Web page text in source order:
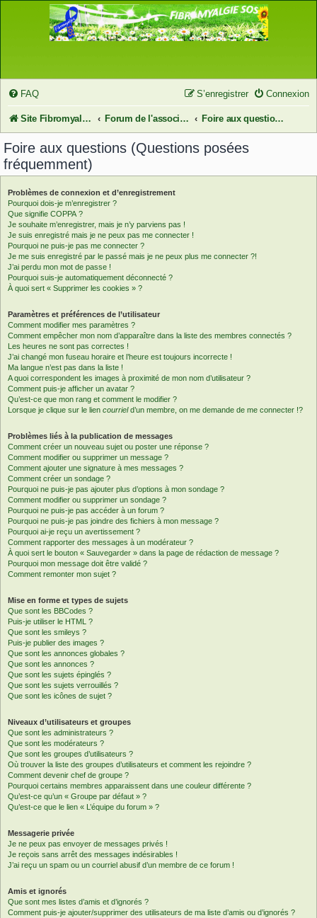
FAQ Connexion
S’enregistrer
Site FibromyalgieSOS Forum de l'association FibromyalgieSOS Foire aux questions (Questions posées fréquemment)
Foire aux questions (Questions posées
fréquemment)
Problèmes de connexion et d’enregistrement
Pourquoi dois-je m’enregistrer ?
Que signifie COPPA ?
Je souhaite m’enregistrer, mais je n’y parviens pas !
Je suis enregistré mais je ne peux pas me connecter !
Pourquoi ne puis-je pas me connecter ?
Je me suis enregistré par le passé mais je ne peux plus me connecter ?!
J’ai perdu mon mot de passe !
Pourquoi suis-je automatiquement déconnecté ?
À quoi sert « Supprimer les cookies » ?
Paramètres et préférences de l’utilisateur
Comment modifier mes paramètres ?
Comment empêcher mon nom d’apparaître dans la liste des membres connectés ?
Les heures ne sont pas correctes !
J’ai changé mon fuseau horaire et l’heure est toujours incorrecte !
Ma langue n’est pas dans la liste !
A quoi correspondent les images à proximité de mon nom d’utilisateur ?
Comment puis-je afficher un avatar ?
Qu’est-ce que mon rang et comment le modifier ?
Lorsque je clique sur le lien courrield’un membre, on me demande de me connecter !?
Problèmes liés à la publication de messages
Comment créer un nouveau sujet ou poster une réponse ?
Comment modifier ou supprimer un message ?
Comment ajouter une signature à mes messages ?
Comment créer un sondage ?
Pourquoi ne puis-je pas ajouter plus d’options à mon sondage ?
Comment modifier ou supprimer un sondage ?
Pourquoi ne puis-je pas accéder à un forum ?
Pourquoi ne puis-je pas joindre des fichiers à mon message ?
Pourquoi ai-je reçu un avertissement ?
Comment rapporter des messages à un modérateur ?
À quoi sert le bouton « Sauvegarder » dans la page de rédaction de message ?
Pourquoi mon message doit être validé ?
Comment remonter mon sujet ?
Mise en forme et types de sujets
Que sont les BBCodes ?
Puis-je utiliser le HTML ?
Que sont les smileys ?
Puis-je publier des images ?
Que sont les annonces globales ?
Que sont les annonces ?
Que sont les sujets épinglés ?
Que sont les sujets verrouillés ?
Que sont les icônes de sujet ?
Niveaux d’utilisateurs et groupes
Que sont les administrateurs ?
Que sont les modérateurs ?
Que sont les groupes d’utilisateurs ?
Où trouver la liste des groupes d’utilisateurs et comment les rejoindre ?
Comment devenir chef de groupe ?
Pourquoi certains membres apparaissent dans une couleur différente ?
Qu’est-ce qu’un « Groupe par défaut » ?
Qu’est-ce que le lien « L’équipe du forum » ?
Messagerie privée
Je ne peux pas envoyer de messages privés !
Je reçois sans arrêt des messages indésirables !
J’ai reçu un spam ou un courriel abusif d’un membre de ce forum !
Amis et ignorés
Que sont mes listes d’amis et d’ignorés ?
Comment puis-je ajouter/supprimer des utilisateurs de ma liste d’amis ou d’ignorés ?